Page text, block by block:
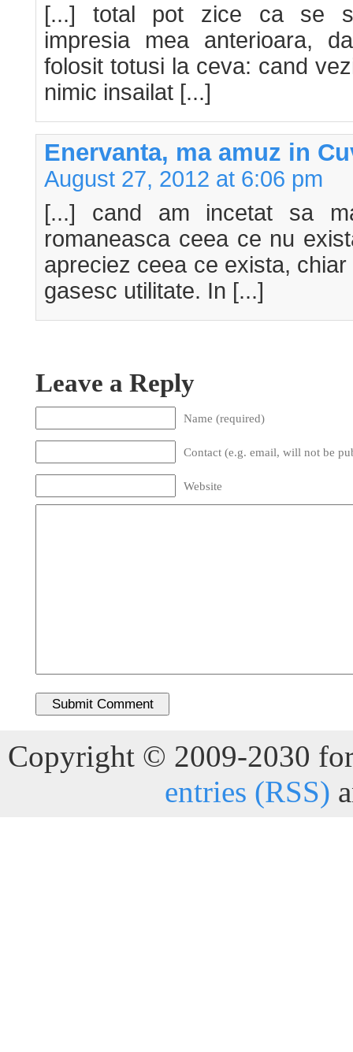
[...] total pot zice ca se
impresia mea anterioara,
folosit totusi la ceva: cand
nimic insailat [...]
Enervanta, ma amuz in
August 27, 2012 at 6:06 pm
[...] cand am incetat sa
romaneasca ceea ce nu
apreciez ceea ce exista,
gasesc utilitate. In [...]
Leave a Reply
Name (required)
Contact (e.g. email, will not be
Website
Copyright © 2009-2030
entries (RSS)